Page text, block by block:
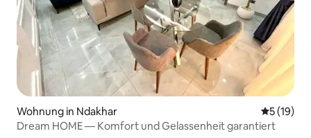
Wohnung in Ndakhar
5 (19)
Dream HOME — Komfort und Gelassenheit garantiert